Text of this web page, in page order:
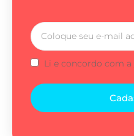
Li e concordo com a